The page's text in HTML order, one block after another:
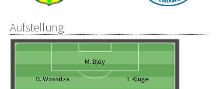
Aufstellung
M. Bley
D. Wosnitza
T. Kluge